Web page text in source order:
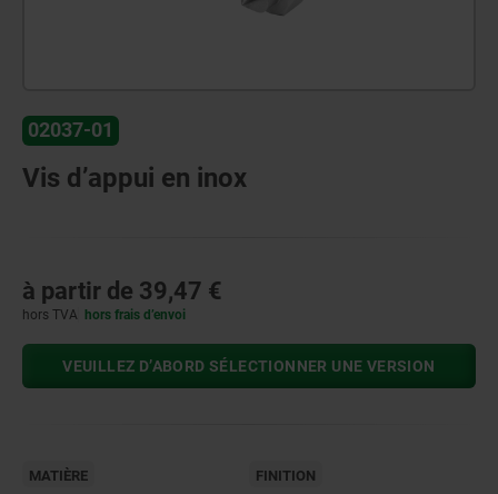
02037-01
Vis d’appui en inox
à partir de 39,47 €
hors TVA hors frais d’envoi
VEUILLEZ D’ABORD SÉLECTIONNER UNE VERSION
MATIÈRE FINITION